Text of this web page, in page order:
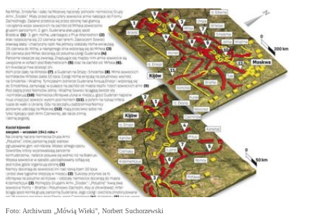
Foto: Archiwum „Mówią Wieki", Norbert Suchorzewski